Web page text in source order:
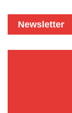
Newsletter